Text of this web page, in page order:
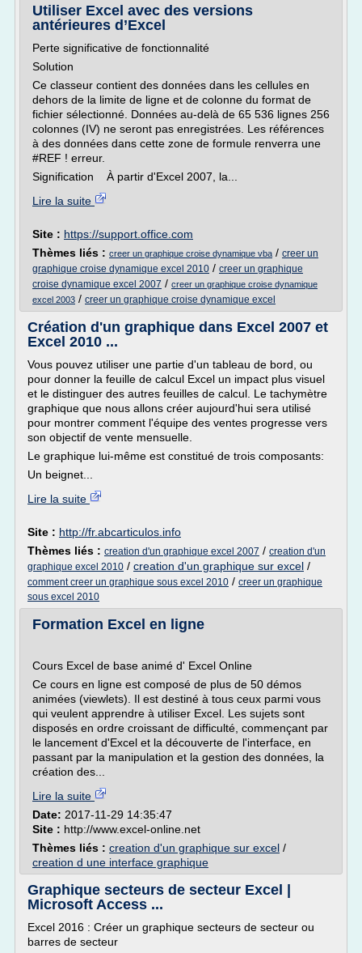
Utiliser Excel avec des versions
antérieures d’Excel
Perte significative de fonctionnalité
Solution
Ce classeur contient des données dans les cellules en
dehors de la limite de ligne et de colonne du format de
fichier sélectionné. Données au-delà de 65 536 lignes 256
colonnes (IV) ne seront pas enregistrées. Les références
à des données dans cette zone de formule renverra une
#REF ! erreur.
Signification À partir d'Excel 2007, la...
Lire la suite
Site : https://support.office.com
Thèmes liés : creer un graphique croise dynamique vba / creer un
graphique croise dynamique excel 2010 / creer un graphique
croise dynamique excel 2007 / creer un graphique croise dynamique
excel 2003 / creer un graphique croise dynamique excel
Création d'un graphique dans Excel 2007 et
Excel 2010 ...
Vous pouvez utiliser une partie d'un tableau de bord, ou
pour donner la feuille de calcul Excel un impact plus visuel
et le distinguer des autres feuilles de calcul. Le tachymètre
graphique que nous allons créer aujourd'hui sera utilisé
pour montrer comment l'équipe des ventes progresse vers
son objectif de vente mensuelle.
Le graphique lui-même est constitué de trois composants:
Un beignet...
Lire la suite
Site : http://fr.abcarticulos.info
Thèmes liés : creation d'un graphique excel 2007 / creation d'un
graphique excel 2010 / creation d'un graphique sur excel /
comment creer un graphique sous excel 2010 / creer un graphique
sous excel 2010
Formation Excel en ligne
Cours Excel de base animé d' Excel Online
Ce cours en ligne est composé de plus de 50 démos
animées (viewlets). Il est destiné à tous ceux parmi vous
qui veulent apprendre à utiliser Excel. Les sujets sont
disposés en ordre croissant de difficulté, commençant par
le lancement d'Excel et la découverte de l'interface, en
passant par la manipulation et la gestion des données, la
création des...
Lire la suite
Date: 2017-11-29 14:35:47
Site : http://www.excel-online.net
Thèmes liés : creation d'un graphique sur excel /
creation d une interface graphique
Graphique secteurs de secteur Excel |
Microsoft Access ...
Excel 2016 : Créer un graphique secteurs de secteur ou
barres de secteur